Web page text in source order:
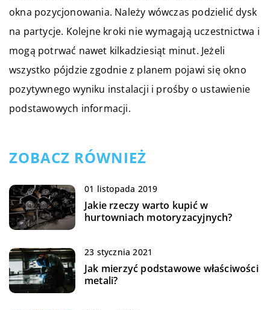
okna pozycjonowania. Należy wówczas podzielić dysk
na partycje. Kolejne kroki nie wymagają uczestnictwa i
mogą potrwać nawet kilkadziesiąt minut. Jeżeli
wszystko pójdzie zgodnie z planem pojawi się okno
pozytywnego wyniku instalacji i prośby o ustawienie
podstawowych informacji.
ZOBACZ RÓWNIEŻ
01 listopada 2019
Jakie rzeczy warto kupić w
hurtowniach motoryzacyjnych?
23 stycznia 2021
Jak mierzyć podstawowe właściwości
metali?